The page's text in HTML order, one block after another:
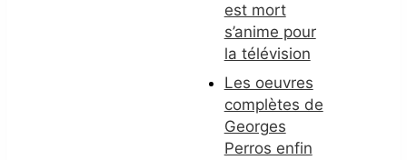
est mort
s’anime pour
la télévision
Les oeuvres
complètes de
Georges
Perros enfin